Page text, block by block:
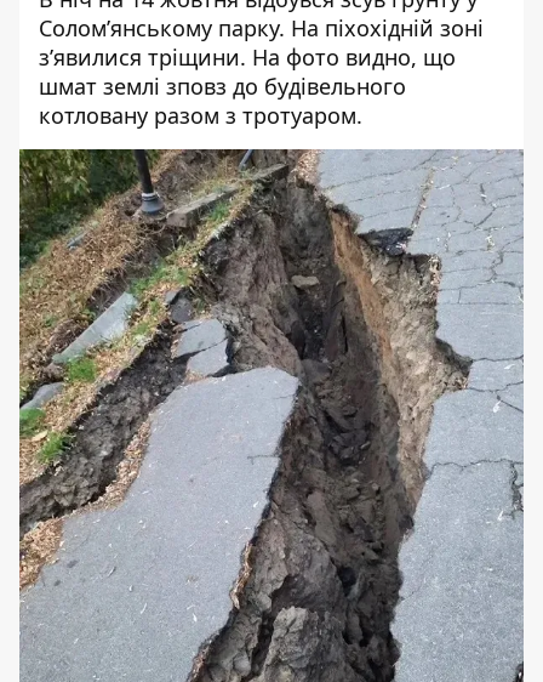
Солом’янському парку. На піхохідній зоні
з’явилися тріщини. На фото видно, що
шмат землі зповз до будівельного
котловану разом з тротуаром.